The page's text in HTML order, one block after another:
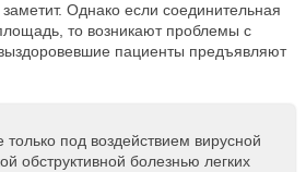
Однако если соединительная
то возникают проблемы с
пациенты предъявляют
под воздействием вирусной
обструктивной болезнью легких